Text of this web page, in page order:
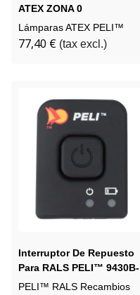
ATEX ZONA 0
Lámparas ATEX PELI™
77,40 € (tax excl.)
Interruptor De Repuesto
Para RALS PELI™ 9430B-
9430C-9435
PELI™ RALS Recambios